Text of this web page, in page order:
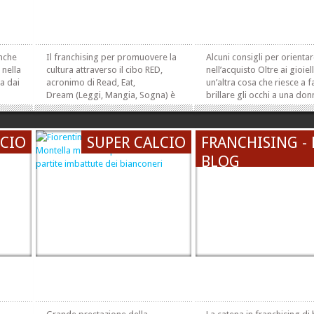
nella
dai
si
I
Il franchising per promuovere la
cultura attraverso il cibo RED,
acronimo di Read, Eat,
Dream (Leggi, Mangia, Sogna) è
la nuova avventura
cibo. Il primo punto vendita è
stato inaugurato a luglio a Roma,
nella famosa Via Del Corso, il
Alcuni consigli per
nell’acquisto Oltre ai
un’altra cosa che riesce a
brillare gli occhi a una
Stiamo parlando degli
naso, è innegabile la
soddisfazione che il gentil
prova nell’avere una
SUPER CALCIO FRANCHISING -
BLOG